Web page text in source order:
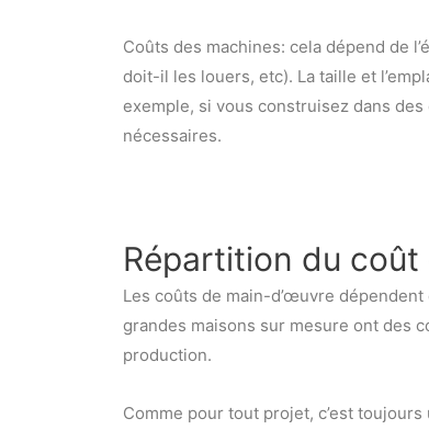
Coûts des machines: cela dépend de
doit-il les louers, etc). La taille et
exemple, si vous construisez dans
nécessaires.
Répartition du coût
Les coûts de main-d’œuvre
grandes maisons sur mesure ont des
production.
Comme pour tout projet, c’est